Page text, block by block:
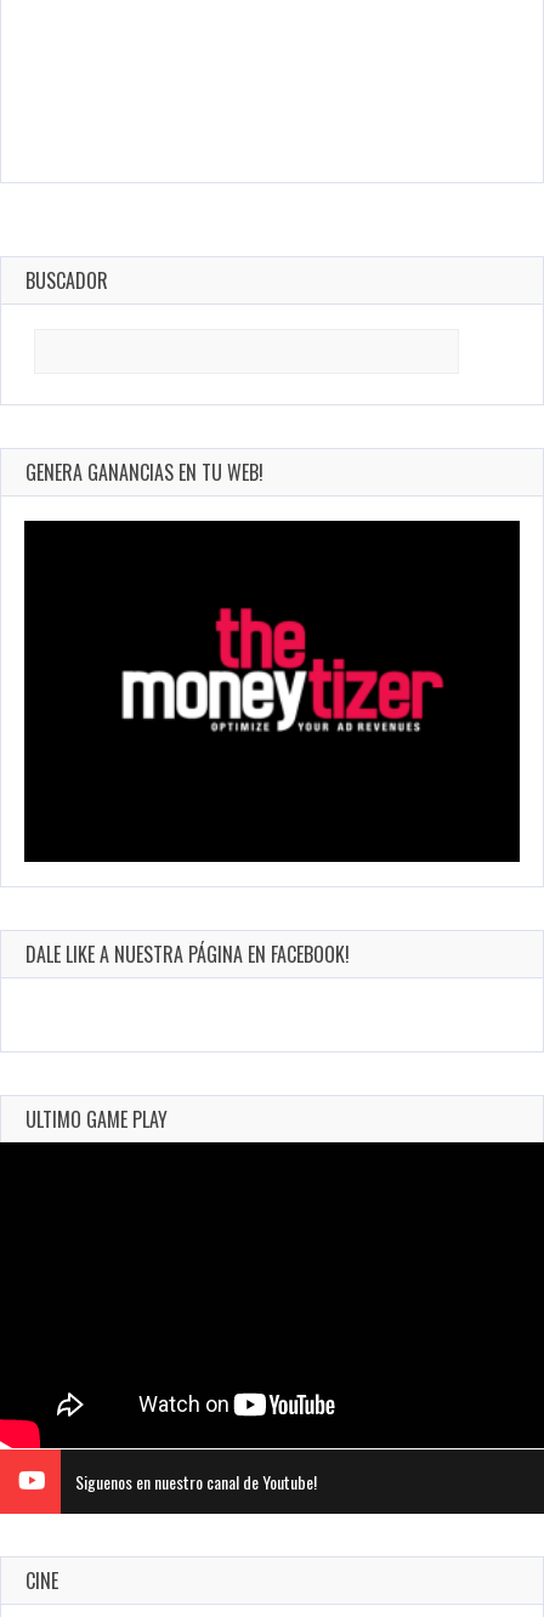
BUSCADOR
GENERA GANANCIAS EN TU WEB!
DALE LIKE A NUESTRA PÁGINA EN FACEBOOK!
ULTIMO GAME PLAY
Siguenos en nuestro canal de Youtube!
CINE